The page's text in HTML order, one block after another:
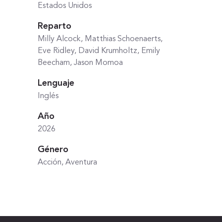
Estados Unidos
Reparto
Milly Alcock, Matthias Schoenaerts,
Eve Ridley, David Krumholtz, Emily
Beecham, Jason Momoa
Lenguaje
Inglés
Año
2026
Género
Acción, Aventura